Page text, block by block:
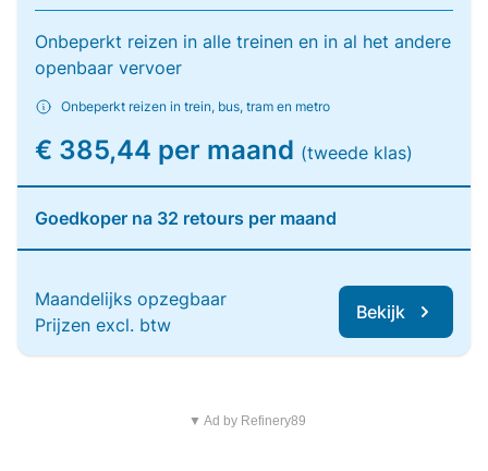
Onbeperkt reizen in alle treinen en in al het andere
openbaar vervoer
Onbeperkt reizen in trein, bus, tram en metro
€ 385,44 per maand (tweede klas)
Goedkoper na 32 retours per maand
Maandelijks opzegbaar
Prijzen excl. btw
Bekijk
▼ Ad by Refinery89